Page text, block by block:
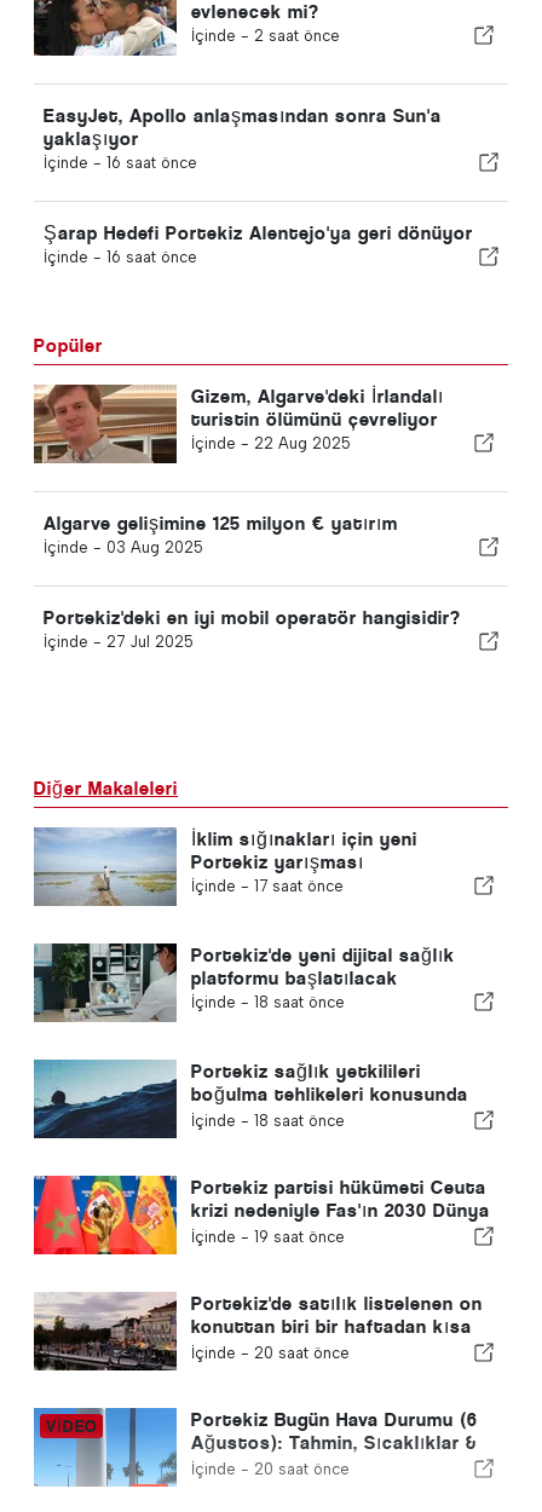
evlenecek mi?
İçinde - 2 saat önce
EasyJet, Apollo anlaşmasından sonra Sun'a
yaklaşıyor
İçinde - 16 saat önce
Şarap Hedefi Portekiz Alentejo'ya geri dönüyor
İçinde - 16 saat önce
Popüler
Gizem, Algarve'deki İrlandalı
turistin ölümünü çevreliyor
İçinde - 22 Aug 2025
Algarve gelişimine 125 milyon € yatırım
İçinde - 03 Aug 2025
Portekiz'deki en iyi mobil operatör hangisidir?
İçinde - 27 Jul 2025
Diğer Makaleleri
İklim sığınakları için yeni
Portekiz yarışması
İçinde - 17 saat önce
Portekiz'de yeni dijital sağlık
platformu başlatılacak
İçinde - 18 saat önce
Portekiz sağlık yetkilileri
boğulma tehlikeleri konusunda
uyardı
İçinde - 18 saat önce
Portekiz partisi hükümeti Ceuta
krizi nedeniyle Fas'ın 2030 Dünya
Kupası ev sahipliğini yeniden
İçinde - 19 saat önce
Portekiz'de satılık listelenen on
konuttan biri bir haftadan kısa
bir sürede satılıyor
İçinde - 20 saat önce
Portekiz Bugün Hava Durumu (6
Ağustos): Tahmin, Sıcaklıklar &
Ne Beklenmeli
İçinde - 20 saat önce